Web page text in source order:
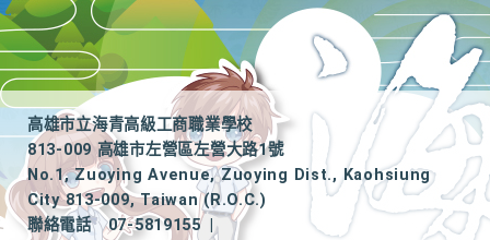
高雄市立海青高級工商職業學校
813-009 高雄市左營區左營大路1號
No.1, Zuoying Avenue, Zuoying Dist., Kaohsiung
City 813-009, Taiwan (R.O.C.)
聯絡電話
07-5819155
|